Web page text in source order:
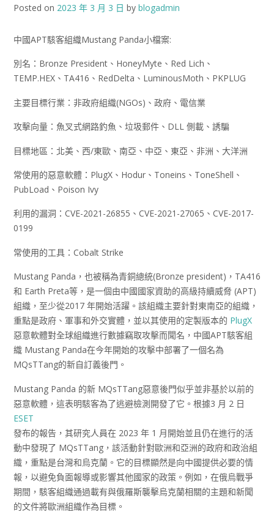
Posted on 2023 年 3 月 3 日 by blogadmin
中國APT駭客組織Mustang Panda小檔案:
別名：Bronze President、HoneyMyte、Red Lich、
TEMP.HEX、TA416、RedDelta、LuminousMoth、PKPLUG
主要目標行業：非政府組織(NGOs)、政府、電信業
攻擊向量：魚叉式網路釣魚、垃圾郵件、DLL 側載、誘騙
目標地區：北美、西/東歐、南亞、中亞、東亞、非洲、大洋洲
常使用的惡意軟體：PlugX、Hodur、Toneins、ToneShell、
PubLoad、Poison Ivy
利用的漏洞：CVE-2021-26855、CVE-2021-27065、CVE-2017-
0199
常使用的工具：Cobalt Strike
Mustang Panda，也被稱為青銅總統(Bronze president)，TA416
和 Earth Preta等，是一個由中國國家資助的高級持續威脅 (APT)
組織，至少從2017 年開始活躍。該組織主要針對東南亞的組織，
重點是政府、軍事和外交實體，並以其使用的定製版本的 PlugX
惡意軟體對全球組織進行數據竊取攻擊而聞名，中國APT駭客組
織 Mustang Panda在今年開始的攻擊中部署了一個名為
MQsTTang的新自訂義後門。
Mustang Panda 的新 MQsTTang惡意後門似乎並非基於以前的
惡意軟體，這表明駭客為了逃避檢測開發了它。根據3 月 2 日
ESET
發布的報告，其研究人員在 2023 年 1 月開始並且仍在進行的活
動中發現了 MQsTTang，該活動針對歐洲和亞洲的政府和政治組
織，重點是台灣和烏克蘭。它的目標顯然是向中國提供必要的情
報，以避免負面報導或影響其他國家的政策。例如，在俄烏戰爭
期間，駭客組織通過載有與俄羅斯襲擊烏克蘭相關的主題和新聞
的文件將歐洲組織作為目標。